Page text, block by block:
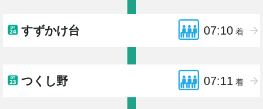
すずかけ台 07:10 着
つくし野 07:11 着